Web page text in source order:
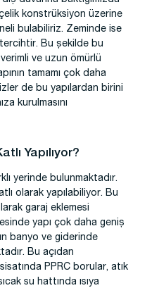
konstrüksiyon üzerine
bulabiliriz. Zeminde ise
tercihtir. Bu şekilde bu
ve uzun ömürlü
tamamı çok daha
de bu yapılardan birini
kurulmasını
Yapılıyor?
yerinde bulunmaktadır.
olarak yapılabiliyor. Bu
garaj eklemesi
yapı çok daha geniş
banyo ve giderinde
Bu açıdan
PPRC borular, atık
su hattında ısıya